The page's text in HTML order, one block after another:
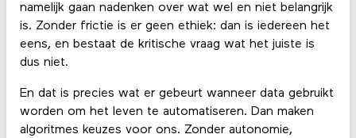
namelijk gaan nadenken over wat wel en niet belangrijk
is. Zonder frictie is er geen ethiek: dan is iedereen het
eens, en bestaat de kritische vraag wat het juiste is
dus niet.
En dat is precies wat er gebeurt wanneer data gebruikt
worden om het leven te automatiseren. Dan maken
algoritmes keuzes voor ons. Zonder autonomie,